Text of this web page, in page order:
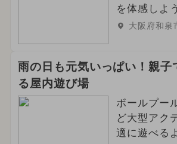
を体感しよ
大阪府和泉
雨の日も元気いっぱい！親子
る屋内遊び場
ボールプー
ど大型アク
適に遊べるよ